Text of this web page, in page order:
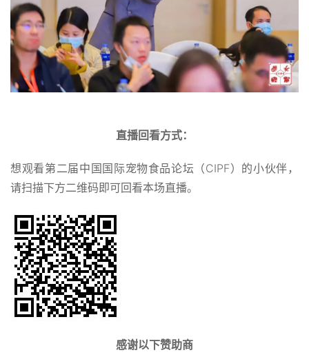
直播回看方式：
想观看第二届中国国际宠物食品论坛（CIPF）的小伙伴，
请扫描下方二维码即可回看本场直播。
感谢以下赞助商